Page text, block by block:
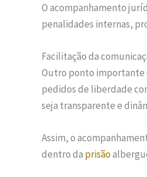
O acompanhamento
penalidades internas,
Facilitação da
Outro ponto importante
pedidos de liberdade
seja transparente e
Assim, o
dentro da prisão